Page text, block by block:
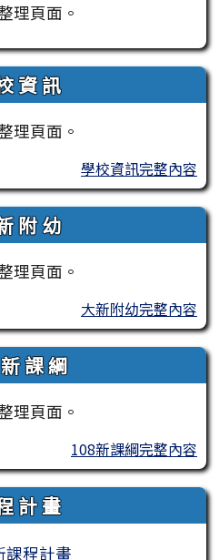
理頁面。
資 訊
理頁面。
學校資訊完整內容
附 幼
理頁面。
大新附幼完整內容
課 綱
理頁面。
108新課綱完整內容
計 畫